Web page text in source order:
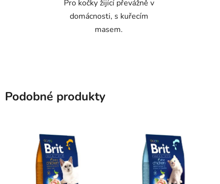
Pro kočky žijící převážně v
domácnosti, s kuřecím
masem.
Podobné produkty